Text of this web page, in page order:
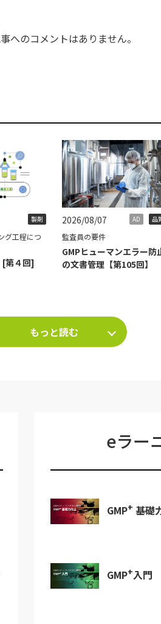
へのコメントはありません。
製剤
グ工程につ
[第４回]
2026/08/07 AD 品
監査員の要件
GMPヒューマンエラー防
の文書管理【第105回】
もっと読む
eラー
GMP+ 基礎
GMP+入門